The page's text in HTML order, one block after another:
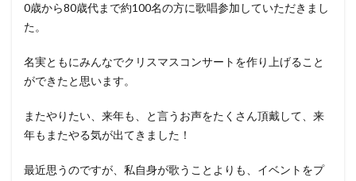
0歳から80歳代まで約100名の方に歌唱参加していただきまし
た。
名実ともにみんなでクリスマスコンサートを作り上げること
ができたと思います。
またやりたい、来年も、と言うお声をたくさん頂戴して、来
年もまたやる気が出てきました！
最近思うのですが、私自身が歌うことよりも、イベントをプ